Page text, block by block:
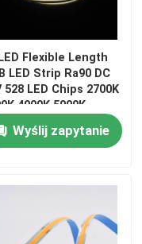
Flexible Length
LED Strip Ra90 DC
528 LED Chips 2700K
4000K 5000K
Wyślij zapytanie